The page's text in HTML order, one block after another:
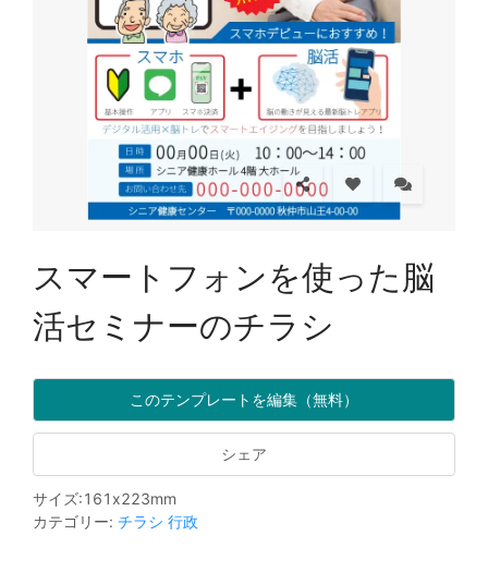
スマートフォンを使った脳
活セミナーのチラシ
このテンプレートを編集（無料）
シェア
サイズ:161 x223mm
カテゴリー: チラシ 行政